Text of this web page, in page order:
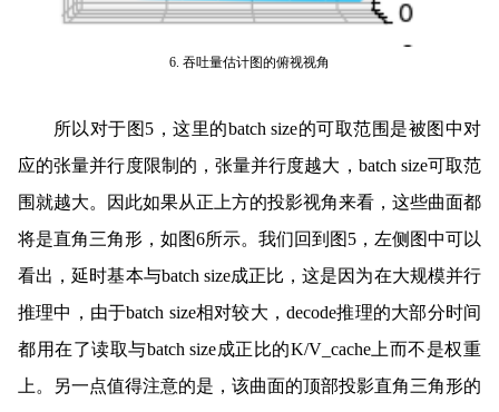
6. 吞吐量估计图的俯视视角
所以对于图5，这里的batch size的可取范围是被图中对
应的张量并行度限制的，张量并行度越大，batch size可取范
围就越大。因此如果从正上方的投影视角来看，这些曲面都
将是直角三角形，如图6所示。我们回到图5，左侧图中可以
看出，延时基本与batch size成正比，这是因为在大规模并行
推理中，由于batch size相对较大，decode推理的大部分时间
都用在了读取与batch size成正比的K/V_cache上而不是权重
上。另一点值得注意的是，该曲面的顶部投影直角三角形的